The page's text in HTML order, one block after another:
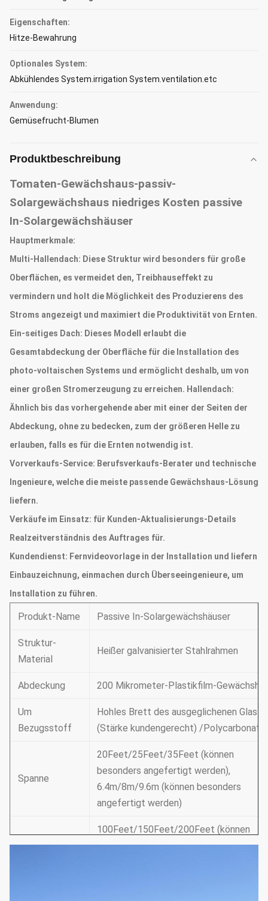
Eigenschaften:
Hitze-Bewahrung
Optionales System:
Abkühlendes System.irrigation System.ventilation.etc
Anwendung:
Gemüsefrucht-Blumen
Produktbeschreibung
Tomaten-Gewächshaus-passiv-
Solargewächshaus niedriges Kosten passive
In-Solargewächshäuser
Hauptmerkmale:
Multi-Hallendach: Diese Struktur wird besonders für große
Oberflächen, es vermeidet den, Treibhauseffekt zu
vermindern und holt die Möglichkeit des Produzierens des
Stroms angezeigt und maximiert die Produktivität von Ernten.
Ein-seitiges Dach: Dieses Modell erlaubt die
Gesamtabdeckung der Oberfläche für die Installation des
photo-voltaischen Systems und ermöglicht deshalb, um von
einer großen Stromerzeugung zu erreichen. Hallendach:
Ähnlich bis das vorhergehende aber mit einer der Seiten der
Abdeckung, ohne zu bedecken, zum der größeren Helle zu
erlauben, falls es für die Ernten notwendig ist.
Vorverkaufs-Service: Berufsverkaufs-Berater und technische
Ingenieure, welche die meiste passende Gewächshaus-Lösung
liefern.
Verkäufe im Einsatz: für Kunden-Aktualisierungs-Details
Realzeitverständnis des Auftrages für.
Kundendienst: Fernvideovorlage in der Installation und liefern
Einbauzeichnung, einmachen durch Überseeingenieure, um
Installation zu führen.
Produkt-Name Passive In-Solargewächshäuser
Struktur-
Material
Heißer galvanisierter Stahlrahmen
Abdeckung 200 Mikrometer-Plastikfilm-
Um
Bezugsstoff
Hohles Brett des ausgeglichenen Glas-
(Stärke kundengerecht) /Polycarbonate
Spanne
20Feet/25Feet/35Feet (können
besonders angefertigt werden),
6.4m/8m/9.6m (können besonders
angefertigt werden)
100Feet/150Feet/200Feet (können
besonders angefertigt werden),